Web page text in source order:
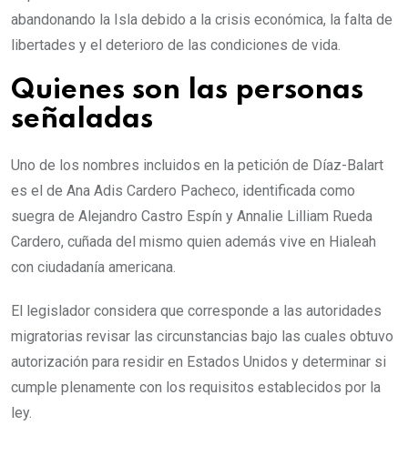
abandonando la Isla debido a la crisis económica, la falta de
libertades y el deterioro de las condiciones de vida.
Quienes son las personas
señaladas
Uno de los nombres incluidos en la petición de Díaz-Balart
es el de Ana Adis Cardero Pacheco, identificada como
suegra de Alejandro Castro Espín y Annalie Lilliam Rueda
Cardero, cuñada del mismo quien además vive en Hialeah
con ciudadanía americana.
El legislador considera que corresponde a las autoridades
migratorias revisar las circunstancias bajo las cuales obtuvo
autorización para residir en Estados Unidos y determinar si
cumple plenamente con los requisitos establecidos por la
ley.